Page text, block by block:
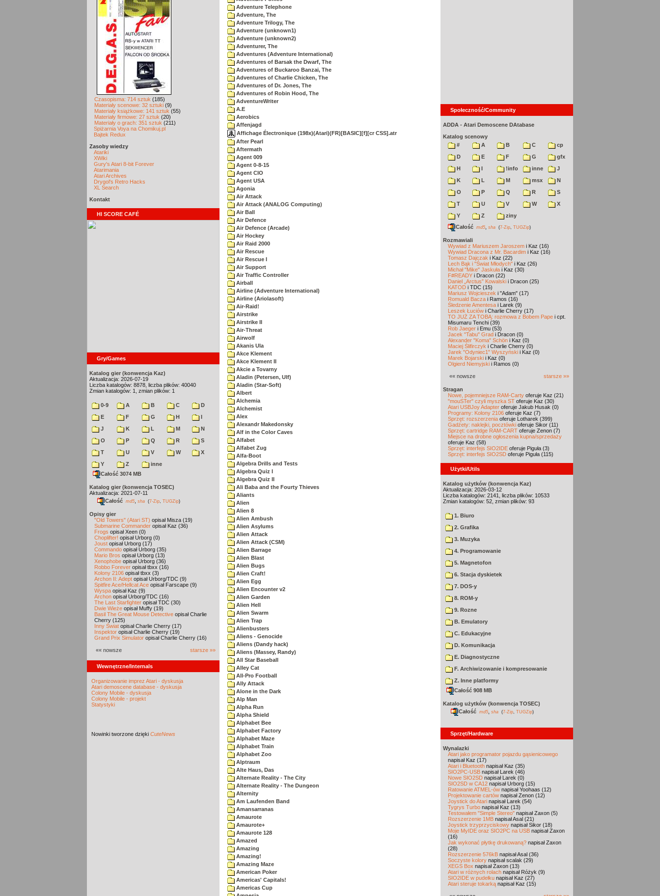
Czasopisma: 714 sztuk (185)
Materiały scenowe: 32 sztuki (9)
Materiały książkowe: 141 sztuk (55)
Materiały firmowe: 27 sztuk (20)
Materiały o grach: 351 sztuk (211)
Spiżarnia Voya na Chomikuj.pl
Bajtek Redux
Zasoby wiedzy
Atariki
XWiki
Gury's Atari 8-bit Forever
Atarimania
Atari Archives
Drygol's Retro Hacks
XL Search
Kontakt
HI SCORE CAFÉ
Gry/Games
Katalog gier (konwencja Kaz)
Aktualizacja: 2026-07-19
Liczba katalogów: 8878, liczba plików: 40040
Zmian katalogów: 1, zmian plików: 1
0-9 A B C
D
E
F G H
I
J
K L M
N
O
P Q R
S
T
U V W
X
Y
Z
inne
Całość 3074 MB
Katalog gier (konwencja TOSEC)
Aktualizacja: 2021-07-11
Całość md5 sha (7-Zip TUGZip)
Opisy gier
"Old Towers" (Atari ST) opisał Misza (19)
Submarine Commander opisał Kaz (36)
Frogs opisał Xeen (0)
Choplifter! opisał Urborg (0)
Joust opisał Urborg (17)
Commando opisał Urborg (35)
Mario Bros opisał Urborg (13)
Xenophobe opisał Urborg (36)
Robbo Forever opisał tbxx (16)
Kolony 2106 opisał tbxx (3)
Archon II: Adept opisał Urborg/TDC (9)
Spitfire Ace/Hellcat Ace opisał Farscape (9)
Wyspa opisał Kaz (9)
Archon opisał Urborg/TDC (16)
The Last Starfighter opisał TDC (30)
Dwie Wieże opisał Muffy (19)
Basil The Great Mouse Detective opisał Charlie
Cherry (125)
Inny Świat opisał Charlie Cherry (17)
Inspektor opisał Charlie Cherry (19)
Grand Prix Simulator opisał Charlie Cherry (16)
«« nowsze starsze »»
Wewnętrzne/Internals
Organizowanie imprez Atari - dyskusja
Atari demoscene database - dyskusja
Colony Mobile - dyskusja
Colony Mobile - projekt
Statystyki
Nowinki tworzone dzięki CuteNews
Adventure Telephone
Adventure, The
Adventure Trilogy, The
Adventure (unknown1)
Adventure (unknown2)
Adventurer, The
Adventures (Adventure International)
Adventures of Barsak the Dwarf, The
Adventures of Buckaroo Banzai, The
Adventures of Charlie Chicken, The
Adventures of Dr. Jones, The
Adventures of Robin Hood, The
AdventureWriter
A.E
Aerobics
Affenjagd
Affichage Électronique (198x)(Atari)(FR)[BASIC][f][cr CSS].atr
After Pearl
Aftermath
Agent 009
Agent 0-8-15
Agent CIO
Agent USA
Agonia
Air Attack
Air Attack (ANALOG Computing)
Air Ball
Air Defence
Air Defence (Arcade)
Air Hockey
Air Raid 2000
Air Rescue
Air Rescue I
Air Support
Air Traffic Controller
Airball
Airline (Adventure International)
Airline (Ariolasoft)
Air-Raid!
Airstrike
Airstrike II
Air-Threat
Airwolf
Akanis Ula
Akce Klement
Akce Klement II
Akcie a Tovarny
Aladin (Petersen, Ulf)
Aladin (Star-Soft)
Albert
Alchemia
Alchemist
Alex
Alexandr Makedonsky
Alf in the Color Caves
Alfabet
Alfabet Zug
Alfa-Boot
Algebra Drills and Tests
Algebra Quiz I
Algebra Quiz II
Ali Baba and the Fourty Thieves
Aliants
Alien
Alien 8
Alien Ambush
Alien Asylums
Alien Attack
Alien Attack (CSM)
Alien Barrage
Alien Blast
Alien Bugs
Alien Craft!
Alien Egg
Alien Encounter v2
Alien Garden
Alien Hell
Alien Swarm
Alien Trap
Alienbusters
Aliens - Genocide
Aliens (Dandy hack)
Aliens (Massey, Randy)
All Star Baseball
Alley Cat
All-Pro Football
Ally Attack
Alone in the Dark
Alp Man
Alpha Run
Alpha Shield
Alphabet Bee
Alphabet Factory
Alphabet Maze
Alphabet Train
Alphabet Zoo
Alptraum
Alte Haus, Das
Alternate Reality - The City
Alternate Reality - The Dungeon
Alternity
Am Laufenden Band
Amansarranas
Amaurote
Amaurote+
Amaurote 128
Amazed
Amazing
Amazing!
Amazing Maze
American Poker
Americas' Capitals!
Americas Cup
Społeczność/Community
ADDA - Atari Demoscene DAtabase
Katalog scenowy
#
A B C
cp
D
E F G
gfx
H
I !info inne
J
K
L M msx
N
O
P Q R
S
T
U V W
X
Y
Z
ziny
Całość md5 sha (7-Zip TUGZip)
Rozmawiali
Wywiad z Mariuszem Jaroszem i Kaz (16)
Wywiad Dracona z Mr. Bacardim i Kaz (16)
Tomasz Dajczak i Kaz (22)
Lech Bąk i "Świat Młodych" i Kaz (26)
Michał "Mike" Jaskuła i Kaz (30)
F#READY i Dracon (22)
Daniel „Arctus” Kowalski i Dracon (25)
KATOD i TDC (15)
Mariusz Wojcieszek i "Adam" (17)
Romuald Bacza i Ramos (16)
Śledzenie Amentesa i Larek (9)
Leszek Łuciów i Charlie Cherry (17)
TO JUŻ ZA TOBĄ: rozmowa z Bobem Pape i cpt.
Misumaru Tenchi (39)
Rob Jaeger i Emu (53)
Jacek "Tabu" Grad i Dracon (0)
Alexander "Koma" Schön i Kaz (0)
Maciej Ślifirczyk i Charlie Cherry (0)
Jarek "Odyniec1" Wyszyński i Kaz (0)
Marek Bojarski i Kaz (0)
Olgierd Niemyjski i Ramos (0)
«« nowsze starsze »»
Stragan
Nowe, pojemniejsze RAM-Carty oferuje Kaz (21)
"mouSTer" czyli myszka ST oferuje Kaz (30)
Atari USBJoy Adapter oferuje Jakub Husak (0)
Programy: Kolony 2106 oferuje Kaz (7)
Sprzęt: rozszerzenia oferuje Lotharek (399)
Gadżety: naklejki, pocztówki oferuje Sikor (11)
Sprzęt: cartridge RAM-CART oferuje Zenon (7)
Miejsce na drobne ogłoszenia kupna/sprzedaży
oferuje Kaz (58)
Sprzęt: interfejs SIO2IDE oferuje Piguła (3)
Sprzęt: interfejs SIO2SD oferuje Piguła (115)
Użytki/Utils
Katalog użytków (konwencja Kaz)
Aktualizacja: 2026-03-12
Liczba katalogów: 2141, liczba plików: 10533
Zmian katalogów: 52, zmian plików: 93
1. Biuro
2. Grafika
3. Muzyka
4. Programowanie
5. Magnetofon
6. Stacja dyskietek
7. DOS-y
8. ROM-y
9. Rozne
B. Emulatory
C. Edukacyjne
D. Komunikacja
E. Diagnostyczne
F. Archiwizowanie i kompresowanie
Z. Inne platformy
Całość 908 MB
Katalog użytków (konwencja TOSEC)
Całość md5 sha (7-Zip TUGZip)
Sprzęt/Hardware
Wynalazki
Atari jako programator pojazdu gąsienicowego
napisał Kaz (17)
Atari i Bluetooth napisał Kaz (35)
SIO2PC-USB napisał Larek (46)
Nowe SIO2SD napisał Larek (0)
SIO2SD w CA12 napisał Urborg (15)
Ratowanie ATMEL-ów napisał Yoohaas (12)
Projektowanie cartów napisał Zenon (12)
Joystick do Atari napisał Larek (54)
Tygrys Turbo napisał Kaz (13)
Testowałem "Simple Stereo" napisał Zaxon (5)
Rozszerzenie 1MB napisał Asal (21)
Joystick trzyprzyciskowy napisał Sikor (18)
Moje MyIDE oraz SIO2PC na USB napisał Zaxon
(16)
Jak wykonać płytkę drukowaną? napisał Zaxon
(28)
Rozszerzenie 576kB napisał Asal (36)
Soczyste kolory napisał scalak (29)
XEGS Box napisał Zaxon (13)
Atari w różnych rolach napisał Różyk (9)
SIO2IDE w pudełku napisał Kaz (27)
Atari steruje tokarką napisał Kaz (15)